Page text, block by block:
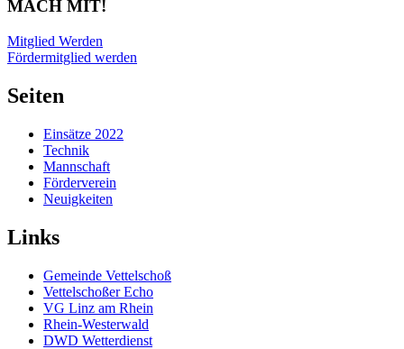
MACH MIT!
Mitglied Werden
Fördermitglied werden
Seiten
Einsätze 2022
Technik
Mannschaft
Förderverein
Neuigkeiten
Links
Gemeinde Vettelschoß
Vettelschoßer Echo
VG Linz am Rhein
Rhein-Westerwald
DWD Wetterdienst